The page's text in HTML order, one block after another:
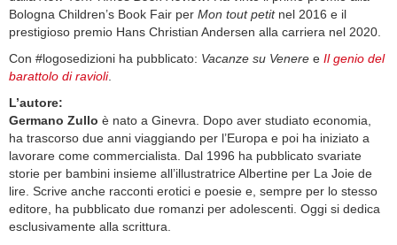
Bologna Children’s Book Fair per Mon tout petitnel 2016 e il
prestigioso premio Hans Christian Andersen alla carriera nel 2020.
Con #logosedizioni ha pubblicato: Vacanze su Venere e Il genio del
barattolo di ravioli.
L’autore:
Germano Zullo è nato a Ginevra. Dopo aver studiato economia,
ha trascorso due anni viaggiando per l’Europa e poi ha iniziato a
lavorare come commercialista. Dal 1996 ha pubblicato svariate
storie per bambini insieme all’illustratrice Albertine per La Joie de
lire. Scrive anche racconti erotici e poesie e, sempre per lo stesso
editore, ha pubblicato due romanzi per adolescenti. Oggi si dedica
esclusivamente alla scrittura.